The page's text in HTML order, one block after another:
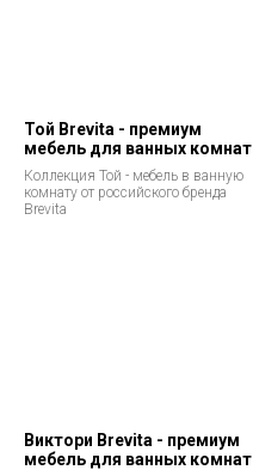
Той Brevita - премиум
мебель для ванных комнат
Коллекция Той - мебель в ванную
комнату от российского бренда
Brevita
Виктори Brevita - премиум
мебель для ванных комнат